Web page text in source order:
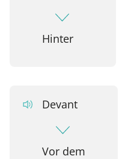
Hinter
Devant
Vor dem